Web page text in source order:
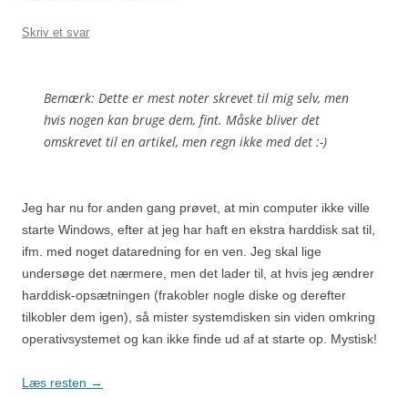
Skriv et svar
Bemærk: Dette er mest noter skrevet til mig selv, men
hvis nogen kan bruge dem, fint. Måske bliver det
omskrevet til en artikel, men regn ikke med det :-)
Jeg har nu for anden gang prøvet, at min computer ikke ville
starte Windows, efter at jeg har haft en ekstra harddisk sat til,
ifm. med noget dataredning for en ven. Jeg skal lige
undersøge det nærmere, men det lader til, at hvis jeg ændrer
harddisk-opsætningen (frakobler nogle diske og derefter
tilkobler dem igen), så mister systemdisken sin viden omkring
operativsystemet og kan ikke finde ud af at starte op. Mystisk!
Læs resten →